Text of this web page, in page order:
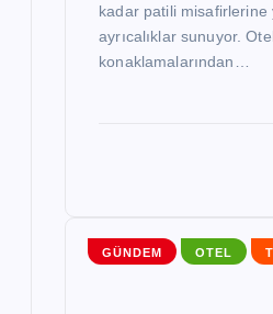
kadar patili misafirlerine
ayrıcalıklar sunuyor.
konaklamalarından…
GÜNDEM OTEL